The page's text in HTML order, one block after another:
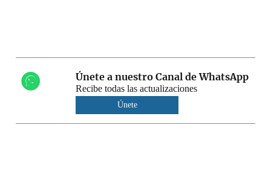
Únete a nuestro Canal de WhatsApp
Recibe todas las actualizaciones
Únete